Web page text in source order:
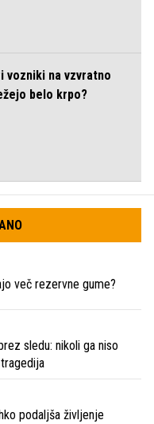
vozniki na vzvratno
belo krpo?
več rezervne gume?
sledu: nikoli ga niso
podaljša življenje